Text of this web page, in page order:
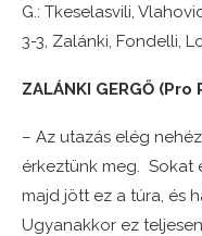
G.: Tkeselasvili,
3-3, Zalánki, Fondelli,
ZALÁNKI GERGŐ
– Az utazás elég
érkeztünk meg. Sokat
majd jött ez a túra, és
Ugyanakkor ez